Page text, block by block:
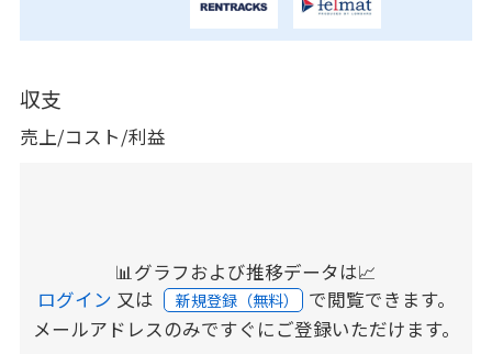
収支
売上/コスト/利益
📊グラフおよび推移データは📈
ログイン 又は 新規登録（無料） で閲覧できます。
メールアドレスのみですぐにご登録いただけます。